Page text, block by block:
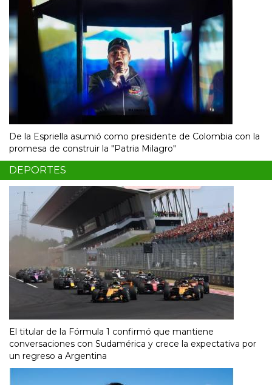
De la Espriella asumió como presidente de Colombia con la
promesa de construir la "Patria Milagro"
DEPORTES
El titular de la Fórmula 1 confirmó que mantiene
conversaciones con Sudamérica y crece la expectativa por
un regreso a Argentina